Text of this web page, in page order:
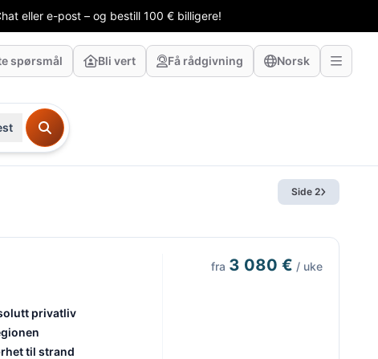
eller e-post – og bestill 100 € billigere!
spørsmål Bli vert Få rådgivning Norsk
Side 2
privatliv
til strand
fra 3 080 € / uke